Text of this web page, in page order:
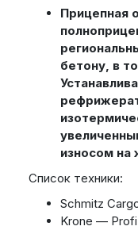
Прицепная
бетону, в
износом на
Список техники:
Schmitz
Krone — Profi